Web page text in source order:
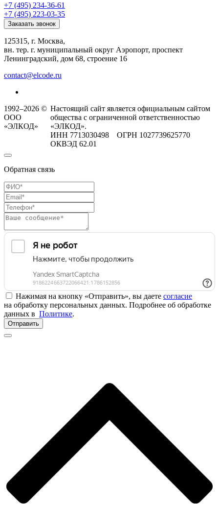
+7 (495) 234-36-61
+7 (495) 223-03-35
Заказать звонок
125315, г. Москва,
вн. тер. г. муниципальный округ Аэропорт, проспект
Ленинградский, дом 68, строение 16
contact@elcode.ru
1992–2026 ©
ООО
«ЭЛКОД»
Настоящий сайт является официальным сайтом
общества с ограниченной ответственностью
«ЭЛКОД».
ИНН 7713030498 ОГРН 1027739625770
ОКВЭД 62.01
Обратная связь
Нажимая на кнопку «Отправить», вы даете согласие
на обработку персональных данных. Подробнее об обработке
данных в Политике.
Отправить